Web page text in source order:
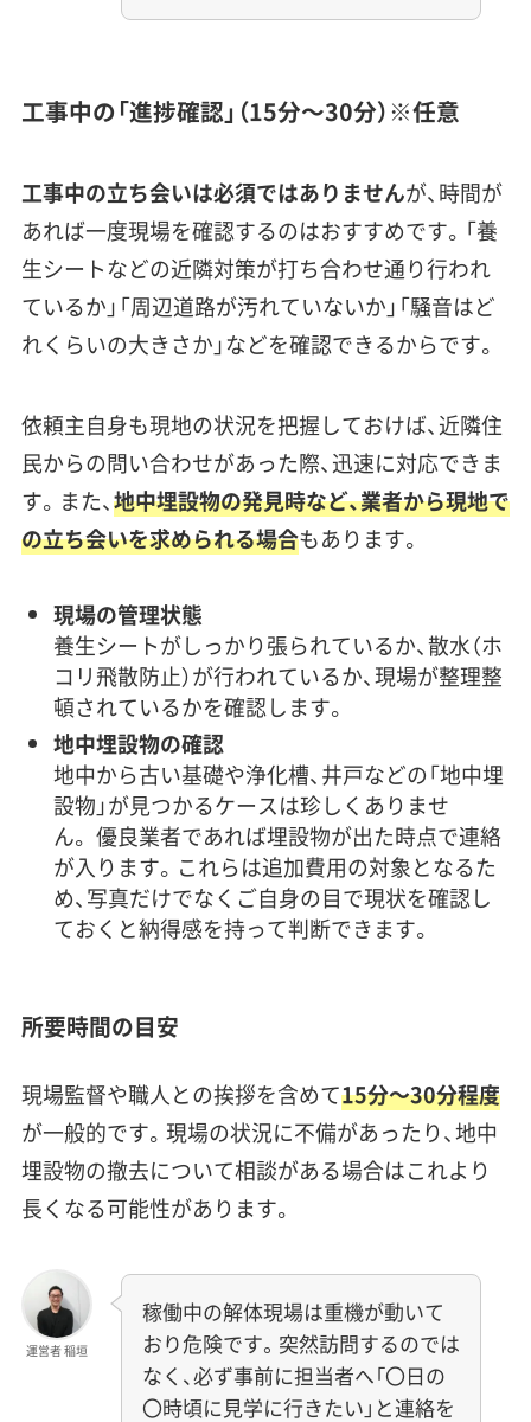
工事中の「進捗確認」（15分〜30分）※任意
工事中の立ち会いは必須ではありませんが、時間が
あれば一度現場を確認するのはおすすめです。「養
生シートなどの近隣対策が打ち合わせ通り行われ
ているか」「周辺道路が汚れていないか」「騒音はど
れくらいの大きさか」などを確認できるからです。
依頼主自身も現地の状況を把握しておけば、近隣住
民からの問い合わせがあった際、迅速に対応できま
す。また、地中埋設物の発見時など、業者から現地で
の立ち会いを求められる場合もあります。
現場の管理状態
養生シートがしっかり張られているか、散水（ホ
コリ飛散防止）が行われているか、現場が整理整
頓されているかを確認します。
地中埋設物の確認
地中から古い基礎や浄化槽、井戸などの「地中埋
設物」が見つかるケースは珍しくありませ
ん。 優良業者であれば埋設物が出た時点で連絡
が入ります。これらは追加費用の対象となるた
め、写真だけでなくご自身の目で現状を確認し
ておくと納得感を持って判断できます。
所要時間の目安
現場監督や職人との挨拶を含めて15分〜30分程度
が一般的です。現場の状況に不備があったり、地中
埋設物の撤去について相談がある場合はこれより
長くなる可能性があります。
運営者 稲垣
稼働中の解体現場は重機が動いて
おり危険です。突然訪問するのでは
なく、必ず事前に担当者へ「〇日の
〇時頃に見学に行きたい」と連絡を